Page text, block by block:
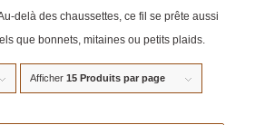
delà des chaussettes, ce fil se prête aussi
que bonnets, mitaines ou petits plaids.
Afficher 15 Produits par page